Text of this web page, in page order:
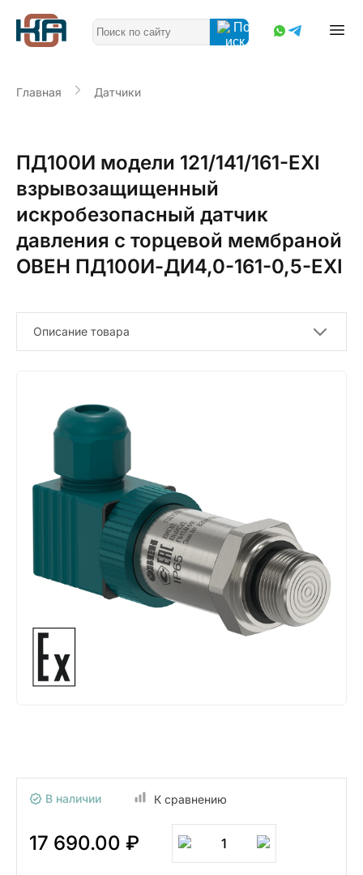
Главная Датчики
ПД100И модели 121/141/161-EXI
взрывозащищенный
искробезопасный датчик
давления с торцевой мембраной
ОВЕН ПД100И-ДИ4,0-161-0,5-ЕХI
Описание товара
В наличии К сравнению
17 690.00 ₽ 1